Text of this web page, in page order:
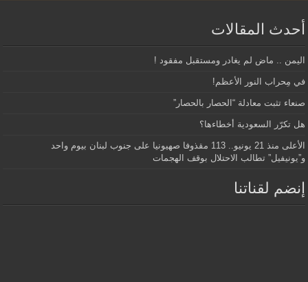
أحدث المقالات
اليمن .. ماض لم يغادر ومستقبل مفقود !
في مِحراب النور الأعظم!
صنعاء تثبت معادلة “الحصار بالحصار”
هل تكرّر السعودية أخطاءها؟
الأعلى منذ 21 يونيو.. 113 مقذوفا صهيونيا على جنوب لبنان بيوم واحد
و”يونيفيل” تطالب الاحتلال بوقف الهجمات
إنضم لقناتنا